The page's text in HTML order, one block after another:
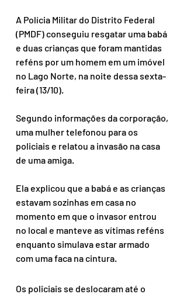
A Polícia Militar do Distrito Federal
(PMDF) conseguiu resgatar uma babá
e duas crianças que foram mantidas
reféns por um homem em um imóvel
no Lago Norte, na noite dessa sexta-
feira (13/10).
Segundo informações da corporação,
uma mulher telefonou para os
policiais e relatou a invasão na casa
de uma amiga.
Ela explicou que a babá e as crianças
estavam sozinhas em casa no
momento em que o invasor entrou
no local e manteve as vítimas reféns
enquanto simulava estar armado
com uma faca na cintura.
Os policiais se deslocaram até o